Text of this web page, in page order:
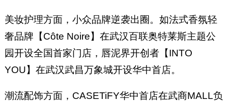
美妆护理方面，小众品牌逆袭出圈。如法式香氛轻
奢品牌【Côte Noire】在武汉百联奥特莱斯主题公
园开设全国首家门店，唇泥界开创者【INTO
YOU】在武汉武昌万象城开设华中首店。
潮流配饰方面，CASETiFY华中首店在武商MALL负